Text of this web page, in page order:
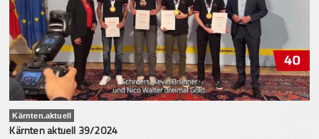
Kärnten.aktuell
Kärnten aktuell 39/2024